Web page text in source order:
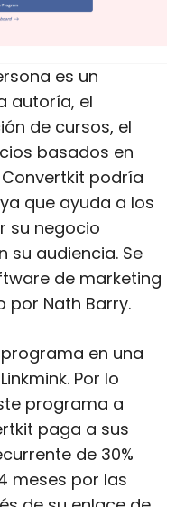
es un
autoría, el
de cursos, el
basados en
podría
que ayuda a los
su negocio
su audiencia. Se
de marketing
por Nath Barry.
en una
Por lo
programa a
paga a sus
de 30%
meses por las